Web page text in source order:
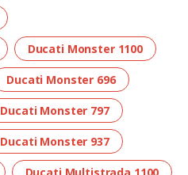
Ducati Monster 1100
Ducati Monster 696
Ducati Monster 797
Ducati Monster 937